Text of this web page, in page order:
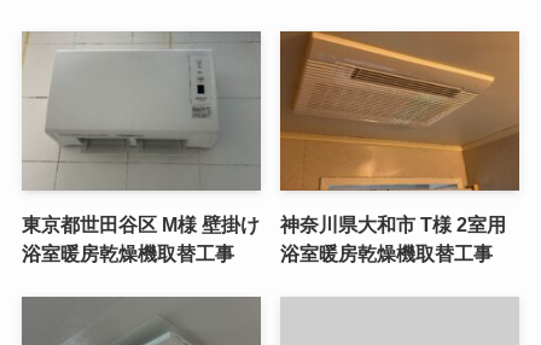
東京都世田谷区 M様 壁掛け
浴室暖房乾燥機取替工事
神奈川県大和市 T様 2室用
浴室暖房乾燥機取替工事